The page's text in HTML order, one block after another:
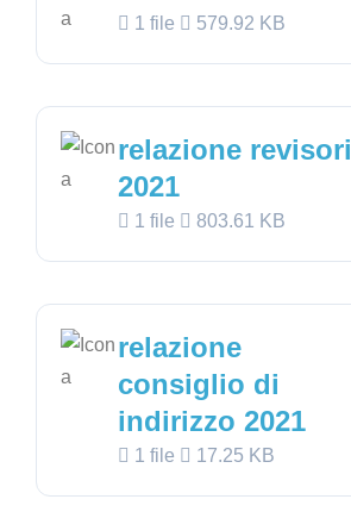
1 file 579.92 KB
relazione revisori
2021
1 file 803.61 KB
relazione
consiglio di
indirizzo 2021
1 file 17.25 KB